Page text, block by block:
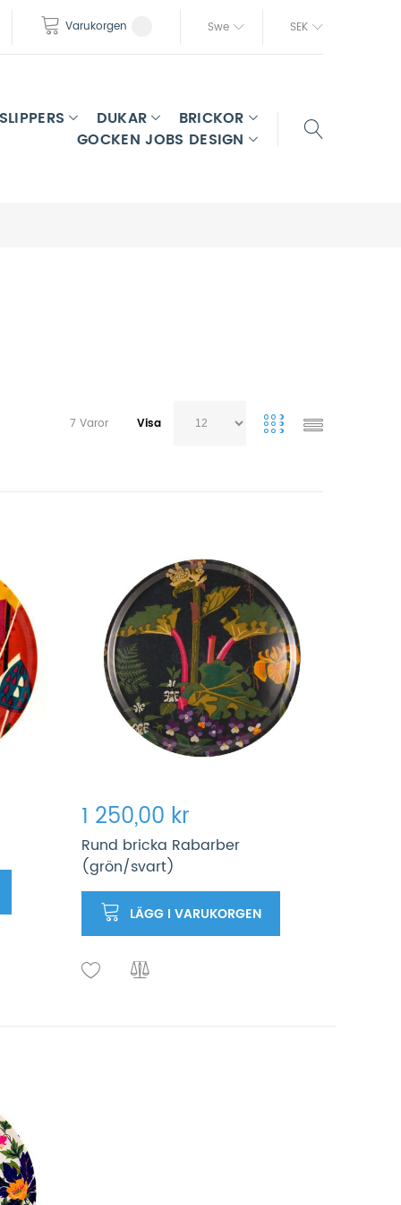
Swe SEK
Varukorgen
DUKAR
BRICKOR
GOCKEN JOBS DESIGN
7 Varor Visa
1 250,00 kr
Rund bricka Rabarber
(grön/svart)
LÄGG I VARUKORGEN